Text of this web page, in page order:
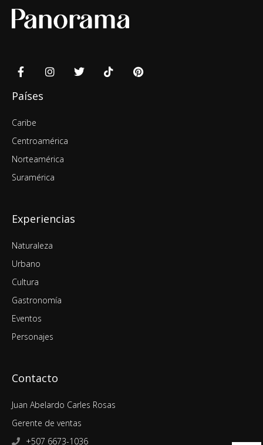
Países
Caribe
Centroamérica
Norteamérica
Suramérica
Experiencias
Naturaleza
Urbano
Cultura
Gastronomía
Eventos
Personajes
Contacto
Juan Abelardo Carles Rosas
Gerente de ventas
+507 6673-1036